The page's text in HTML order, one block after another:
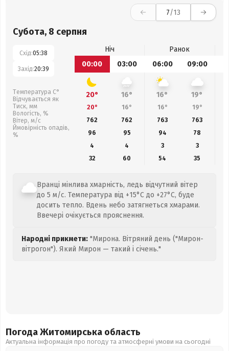
7/13
Субота, 8 серпня
Схід:05:38
Захід:20:39
Температура С°
Відчувається як
Тиск, мм
Вологість, %
Вітер, м/с
Ймовірність опадів,
%
Ніч
Ранок
00:00
03:00 06:00 09:00
20° 16° 16° 19°
20° 16° 16° 19°
762
762 763 763
96
95 94
78
4
4 3
3
32
60 54 35
Вранці мінлива хмарність, ледь відчутний вітер
до 5 м/с. Температура від +15°C до +27°C, буде
досить тепло. Вдень небо затягнеться хмарами.
Ввечері очікується прояснення.
Народні прикмети: "Мирона. Вітряний день ("Мирон-
вітрогон"). Який Мирон — такий і січень."
Погода Житомирська область
Актуальна інформація про погоду та атмосферні умови на сьогодні